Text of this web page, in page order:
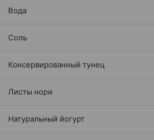
Вода
Соль
Консервированный тунец
Листы нори
Натуральный йогурт